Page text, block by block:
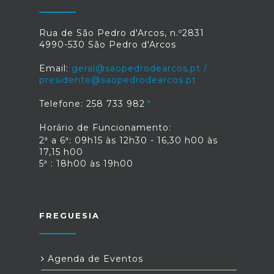
Rua de São Pedro d'Arcos, n.º2831
4990-530 São Pedro d'Arcos
Email: geral@saopedrodearcos.pt /
presidente@saopedrodearcos.pt
Telefone: 258 733 982
Horário de Funcionamento:
2ª a 6ª: 09h15 às 12h30 - 16,30 h00 às
17,15 h00
5ª : 18h00 às 19h00
FREGUESIA
Agenda de Eventos